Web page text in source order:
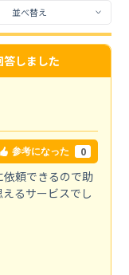
答しました
参考になった 0
頼できるので助
るサービスでし